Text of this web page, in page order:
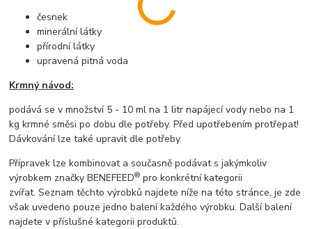
česnek
minerální látky
přírodní látky
upravená pitná voda
Krmný návod:
podává se v množství 5 - 10 ml na 1 litr napájecí vody nebo na 1
kg krmné směsi po dobu dle potřeby. Před upotřebením protřepat!
Dávkování lze také upravit dle potřeby.
Přípravek lze kombinovat a současně podávat s jakýmkoliv
výrobkem značky BENEFEED® pro konkrétní kategorii
zvířat. Seznam těchto výrobků najdete níže na této stránce, je zde
však uvedeno pouze jedno balení každého výrobku. Další balení
najdete v příslušné kategorii produktů.